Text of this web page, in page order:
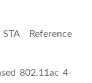
Reference
802.11ac 4-